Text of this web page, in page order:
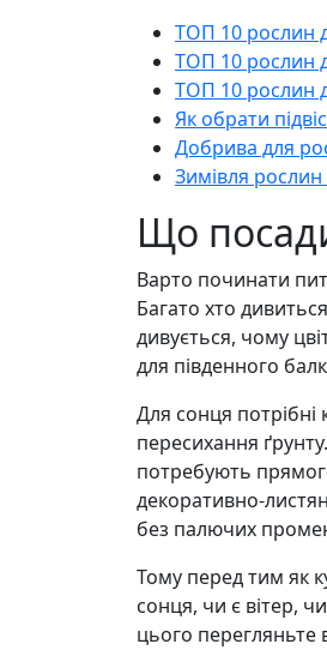
ТОП 10 рослин
ТОП 10 рослин
ТОП 10 рослин
Як обрати
Добрива для
Зимівля рослин
Що
Варто починати
Багато хто
дивується, чому
для південного
Для сонця потрібні
пересихання
потребують
декоративно-
без палючих
Тому перед тим як
сонця, чи є вітер,
цього перегляньте